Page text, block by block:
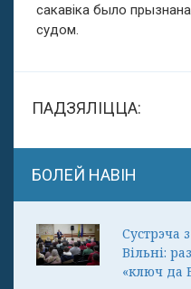
сакавіка было
судом.
ПАДЗЯЛІЦЦА:
БОЛЕЙ НАВІН
Сустрэча
Вільні:
«ключ да